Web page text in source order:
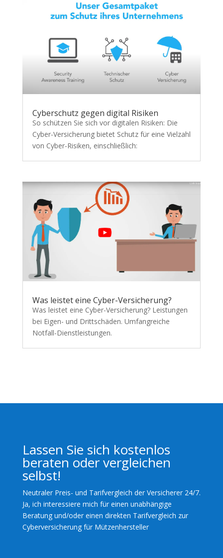
Cyberschutz gegen digital Risiken
So schützen Sie sich vor digitalen Risiken: Die
Cyber-Versicherung bietet Schutz für eine Vielzahl
von Cyber-Risiken, einschließlich:
Was leistet eine Cyber-Versicherung?
Was leistet eine Cyber-Versicherung? Leistungen
bei Eigen- und Drittschäden. Umfangreiche
Notfall-Dienstleistungen.
Lassen Sie sich kostenlos
beraten oder vergleichen
selbst!
Neutraler Preis- und Tarifvergleich der Versicherer 24/7.
Ja, ich interessiere mich für einen unabhängige
Beratung und/oder einen direkten Tarifvergleich zur
Cyberversicherung für Mützenhersteller